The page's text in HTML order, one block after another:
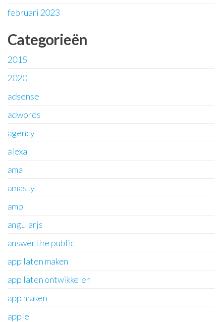
februari 2023
Categorieën
2015
2020
adsense
adwords
agency
alexa
ama
amasty
amp
angularjs
answer the public
app laten maken
app laten ontwikkelen
app maken
apple